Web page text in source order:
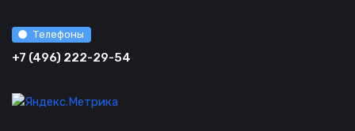
Телефоны
+7 (496) 222-29-54